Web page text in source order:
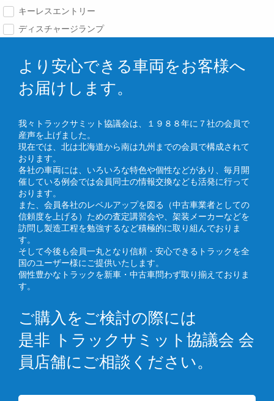
キーレスエントリー
ディスチャージランプ
より安心できる車両をお客様へ
お届けします。
我々トラックサミット協議会は、１９８８年に７社の会員で
産声を上げました。
現在では、北は北海道から南は九州までの会員で構成されて
おります。
各社の車両には、いろいろな特色や個性などがあり、毎月開
催している例会では会員同士の情報交換なども活発に行って
おります。
また、会員各社のレベルアップを図る（中古車業者としての
信頼度を上げる）ための査定講習会や、架装メーカーなどを
訪問し製造工程を勉強するなど積極的に取り組んでおりま
す。
そして今後も会員一丸となり信頼・安心できるトラックを全
国のユーザー様にご提供いたします。
個性豊かなトラックを新車・中古車問わず取り揃えておりま
す。
ご購入をご検討の際には
是非 トラックサミット協議会 会
員店舗にご相談ください。